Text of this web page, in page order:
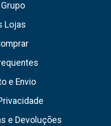
Lojas
e Envio
e Devoluções